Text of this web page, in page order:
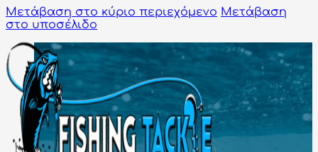
Μετάβαση στο κύριο περιεχόμενο Μετάβαση
στο υποσέλιδο